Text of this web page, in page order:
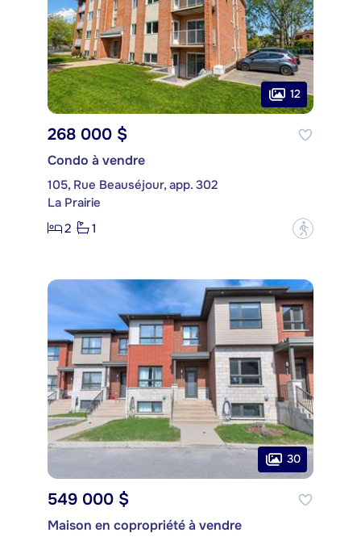
12
268 000 $
Condo à vendre
105, Rue Beauséjour, app. 302
La Prairie
2
1 ?
30
549 000 $
Maison en copropriété à vendre